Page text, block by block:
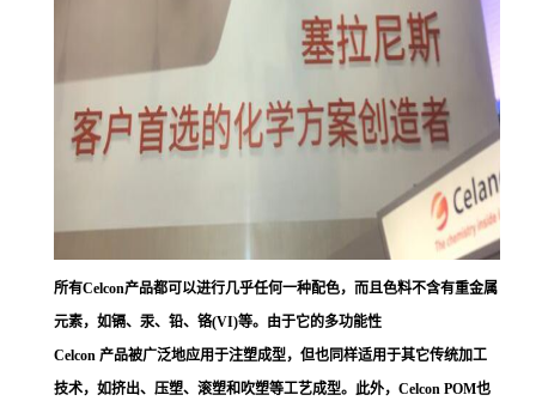
所有Celcon产品都可以进行几乎任何一种配色，而且色料不含有重金属
元素，如镉、汞、铅、铬(VI)等。由于它的多功能性
Celcon 产品被广泛地应用于注塑成型，但也同样适用于其它传统加工
技术，如挤出、压塑、滚塑和吹塑等工艺成型。此外，Celcon POM也